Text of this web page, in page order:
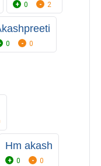
0 2
0 0
Hm akash
0 0